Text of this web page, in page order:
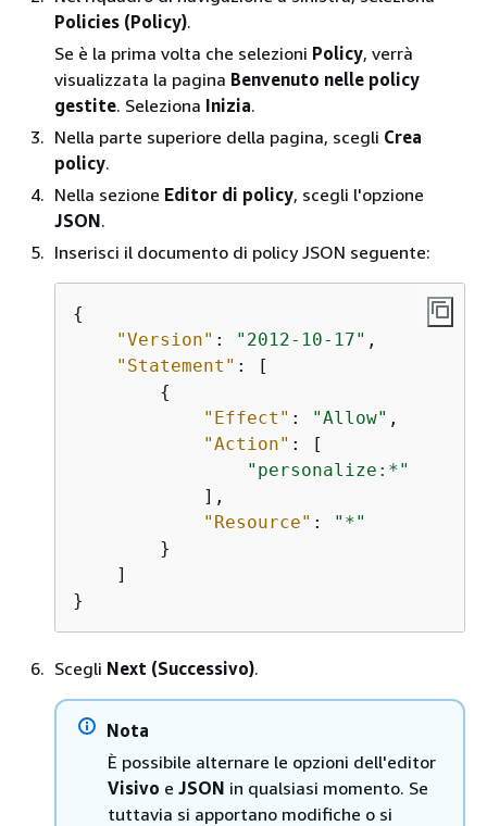
Policies (Policy).
Se è la prima volta che selezioni Policy, verrà
visualizzata la pagina Benvenuto nelle policy
gestite. Seleziona Inizia.
Nella parte superiore della pagina, scegli Crea
policy.
Nella sezione Editor di policy, scegli l'opzione
JSON.
Inserisci il documento di policy JSON seguente:
{
"Version" : "2012-10-17" ,
"Statement" : [
{
"Effect" : "Allow" ,
"Action" : [
"personalize:*"
            ],
"Resource" :
"*"
        }
    ]
}
Scegli Next (Successivo).
Nota
È possibile alternare le opzioni dell'editor
Visivo e JSON in qualsiasi momento. Se
tuttavia si apportano modifiche o si